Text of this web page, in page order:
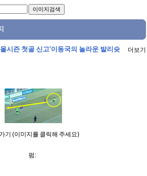
시즌 첫골 신고'이동국의 놀라운 발리슛 더보기
기 (이미지를 클릭해 주세요)
펌: